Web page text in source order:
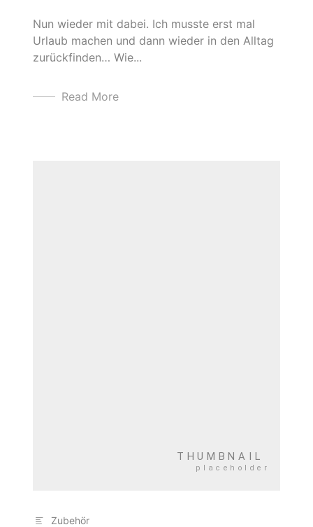
Nun wieder mit dabei. Ich musste erst mal
Urlaub machen und dann wieder in den Alltag
zurückfinden… Wie...
Read More
Zubehör